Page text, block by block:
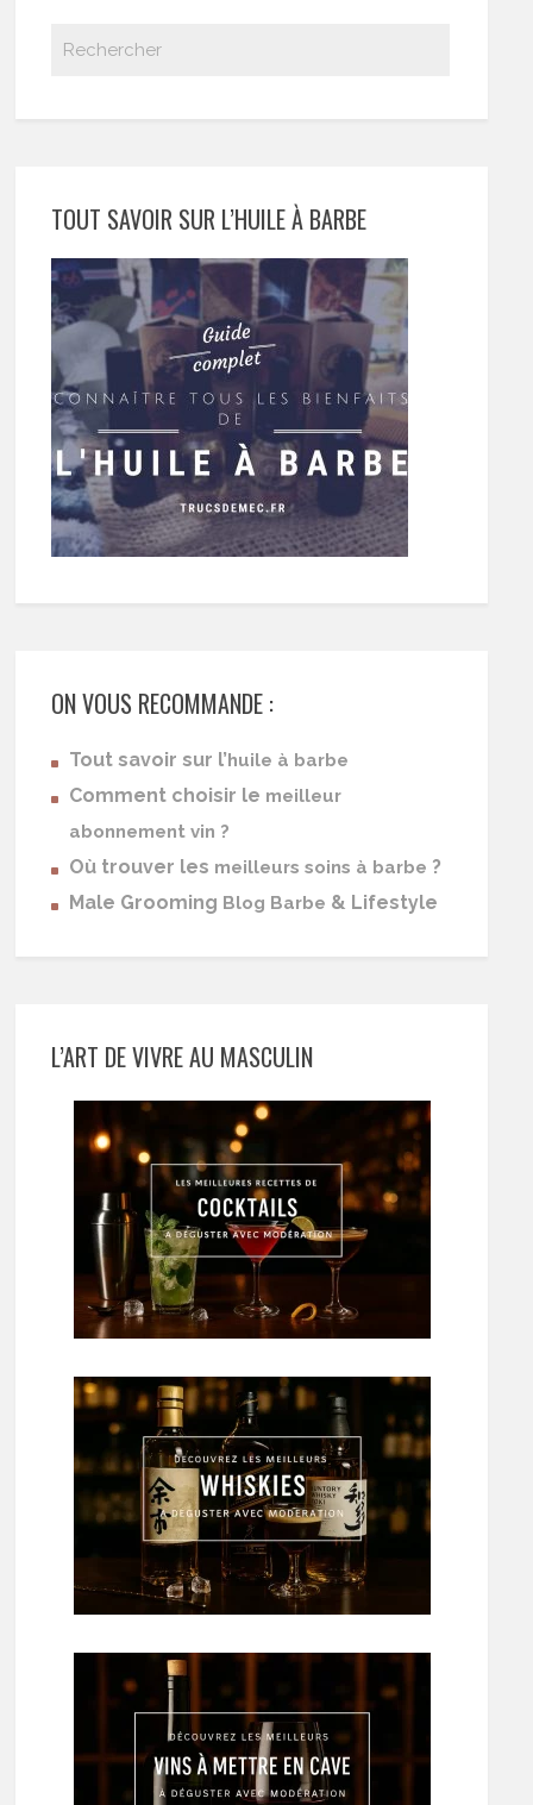
TOUT SAVOIR SUR L’HUILE À BARBE
ON VOUS RECOMMANDE :
Tout savoir sur l’huile à barbe
Comment choisir le meilleur
abonnement vin ?
Où trouver les meilleurs soins à barbe ?
Male Grooming Blog Barbe & Lifestyle
L’ART DE VIVRE AU MASCULIN